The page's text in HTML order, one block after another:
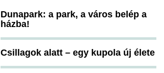
Dunapark: a park, a város belép a
házba!
Csillagok alatt – egy kupola új élete